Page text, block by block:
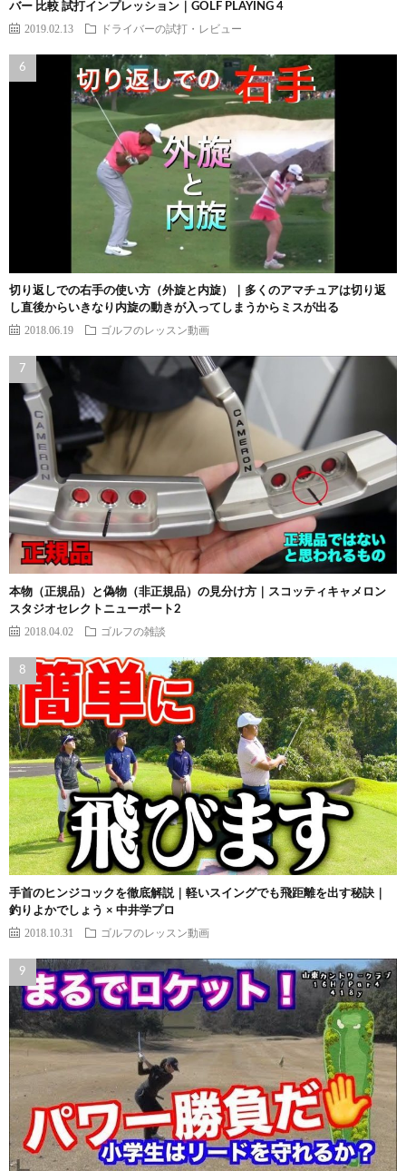
バー 比較 試打インプレッション｜GOLF PLAYING 4
2019.02.13 ドライバーの試打・レビュー
切り返しでの右手の使い方（外旋と内旋）｜多くのアマチュアは切り返
し直後からいきなり内旋の動きが入ってしまうからミスが出る
2018.06.19 ゴルフのレッスン動画
本物（正規品）と偽物（非正規品）の見分け方｜スコッティキャメロン
スタジオセレクトニューポート2
2018.04.02 ゴルフの雑談
手首のヒンジコックを徹底解説｜軽いスイングでも飛距離を出す秘訣｜
釣りよかでしょう × 中井学プロ
2018.10.31 ゴルフのレッスン動画